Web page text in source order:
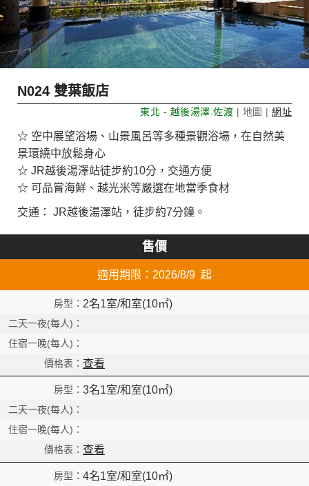
N024 雙葉飯店
東北 - 越後湯澤.佐渡 | 地圖 | 網址
☆ 空中展望浴場、山景風呂等多種景觀浴場，在自然美
景環繞中放鬆身心
☆ JR越後湯澤站徒步約10分，交通方便
☆ 可品嘗海鮮、越光米等嚴選在地當季食材
交通： JR越後湯澤站，徒步約7分鐘。
售價
適用期限：2026/8/9 起
2名1室/和室(10㎡)
查看
3名1室/和室(10㎡)
查看
4名1室/和室(10㎡)